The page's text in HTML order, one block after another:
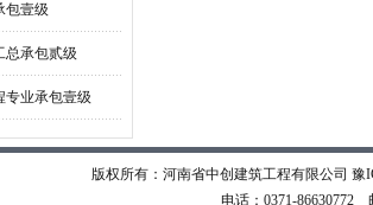
包壹级
总承包贰级
专业承包壹级
版权所有：河南省中创建筑工程有限公司 豫
电话：0371-86630772